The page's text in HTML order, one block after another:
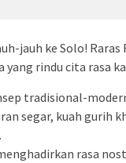
jauh ke Solo!
yang rindu cita rasa
tradisional-
segar, kuah gurih
rasa